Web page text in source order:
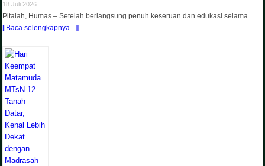
18 Juli 2026
Pitalah, Humas – Setelah berlangsung penuh keseruan dan edukasi selama
[[Baca selengkapnya...]]